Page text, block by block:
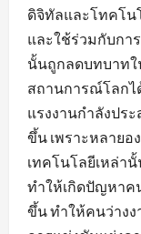
ดิจิทัลและโทคโน
และใช้ร่วมกับกา
นั้นถูกลดบทบาทใ
สถานการณ์โลกไ
แรงงานกำลังปร
ขึ้น เพราะหลายอ
เทคโนโลยีเหล่า
ทำให้เกิดปัญหาค
ขึ้น ทำให้คนว่างง